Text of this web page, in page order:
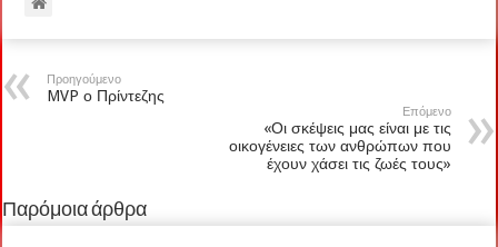
Προηγούμενο
MVP ο Πρίντεζης
Επόμενο
«Οι σκέψεις μας είναι με τις
οικογένειες των ανθρώπων που
έχουν χάσει τις ζωές τους»
Παρόμοια άρθρα